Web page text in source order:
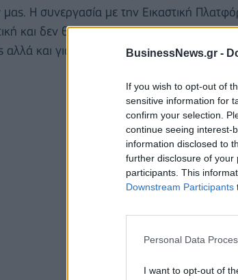
BusinessNews.gr -
If you wish to opt-out of
sensitive information for
confirm your selection.
continue seeing interest-
information disclosed to
further disclosure of your
participants. This
Downstream Participants
Personal Data
I want to opt-out of
μας. Η συνεργασία με την Εικαστική
και δεν θα μπορούσαμε παρά να είμαι
αλλά και για να στηρίξουμε τον όμορφο